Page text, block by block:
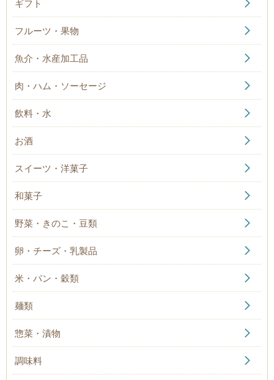
ギフト
フルーツ・果物
魚介・水産加工品
肉・ハム・ソーセージ
飲料・水
お酒
スイーツ・洋菓子
和菓子
野菜・きのこ・豆類
卵・チーズ・乳製品
米・パン・穀類
麺類
惣菜・漬物
調味料